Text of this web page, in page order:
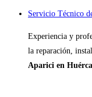
Servicio Técnico
Experiencia y
la reparación,
Aparici en